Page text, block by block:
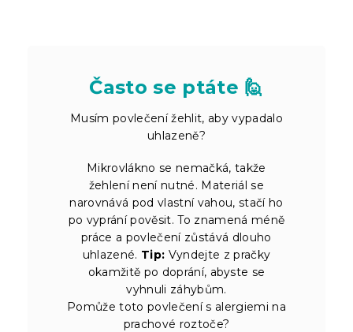
Často se ptáte 🙋
Musím povlečení žehlit, aby vypadalo
uhlazeně?
Mikrovlákno se nemačká, takže
žehlení není nutné. Materiál se
narovnává pod vlastní vahou, stačí ho
po vyprání pověsit. To znamená méně
práce a povlečení zůstává dlouho
uhlazené. Tip: Vyndejte z pračky
okamžitě po doprání, abyste se
vyhnuli záhybům.
Pomůže toto povlečení s alergiemi na
prachové roztoče?